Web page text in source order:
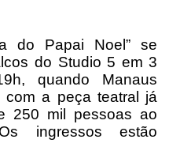
do Papai Noel” se
do Studio 5 em 3
quando Manaus
com a peça teatral já
250 mil pessoas ao
ingressos estão